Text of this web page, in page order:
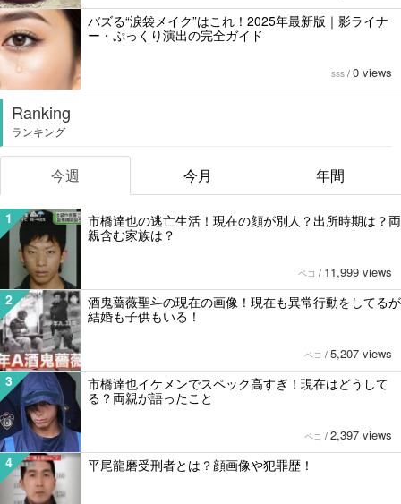
バズる“涙袋メイク”はこれ！2025年最新版｜影ライナ
ー・ぷっくり演出の完全ガイド
sss / 0 views
Ranking
ランキング
今週 今月 年間
1
市橋達也の逃亡生活！現在の顔が別人？出所時期は？両
親含む家族は？
ペコ / 11,999 views
2
酒鬼薔薇聖斗の現在の画像！現在も異常行動をしてるが
結婚も子供もいる！
ペコ / 5,207 views
3
市橋達也イケメンでスペック高すぎ！現在はどうして
る？両親が語ったこと
ペコ / 2,397 views
4 平尾龍磨受刑者とは？顔画像や犯罪歴！